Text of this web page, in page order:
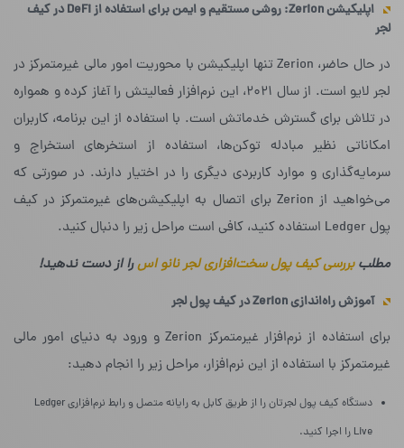
اپلیکیشنZerion: روشی مستقیم و ایمن برای استفاده ازDeFiدر کیف
لجر
در حال حاضر، Zerion تنها اپلیکیشن با محوریت امور مالی غیرمتمرکز در
لجر لایو است. از سال ۲۰۲۱، این نرم‌افزار فعالیتش را آغاز کرده و همواره
در تلاش برای گسترش خدماتش است. با استفاده از این برنامه، کاربران
امکاناتی نظیر مبادله‌ توکن‌ها، استفاده از استخرهای استخراج و
سرمایه‌گذاری و موارد کاربردی دیگری را در اختیار دارند. در صورتی که
می‌خواهید از Zerion برای اتصال به اپلیکیشن‌های غیرمتمرکز در کیف
پول Ledger استفاده کنید، کافی است مراحل زیر را دنبال کنید.
مطلببررسی کیف پول سخت‌افزاری لجر نانو اسرا از دست ندهید!
آموزش راه‌اندازیZerionدر کیف پول لجر
برای استفاده از نرم‌افزار غیرمتمرکز Zerion و ورود به دنیای امور مالی
غیرمتمرکز با استفاده از این نرم‌افزار، مراحل زیر را انجام دهید:
دستگاه کیف پول لجرتان را از طریق کابل به رایانه متصل و رابط نرم‌افزاری Ledger
Live را اجرا کنید.